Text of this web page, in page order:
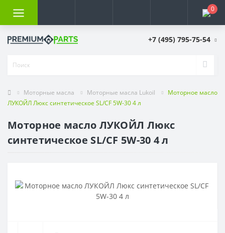
0
+7 (495) 795-75-54
Моторные масла Моторные масла Lukoil
Моторное масло
ЛУКОЙЛ Люкс синтетическое SL/CF 5W-30 4 л
Моторное масло ЛУКОЙЛ Люкс
синтетическое SL/CF 5W-30 4 л